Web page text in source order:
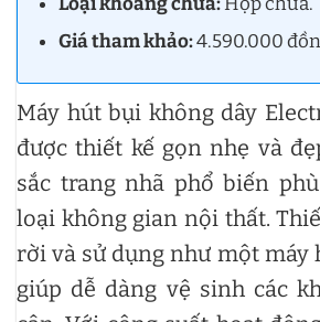
Giá tham khảo:4.590.000
Máy hút bụi không dây
được thiết kế gọn nhẹ và
sắc trang nhã phổ biến
loại không gian nội thất.
rời và sử dụng như một máy
giúp dễ dàng vệ sinh các